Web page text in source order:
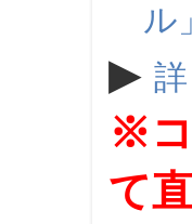
ル」
▶
※コ
て